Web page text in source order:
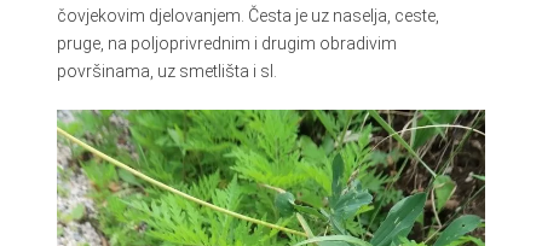
čovjekovim djelovanjem. Česta je uz naselja, ceste,
pruge, na poljoprivrednim i drugim obradivim
površinama, uz smetlišta i sl.